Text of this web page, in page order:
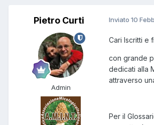
Pietro Curti
Admin
Inviato 10
Cari Iscritti e
con grande
dedicati alla
attraverso
Per il